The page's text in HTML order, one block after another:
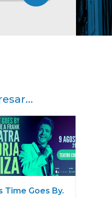
Time Goes By.